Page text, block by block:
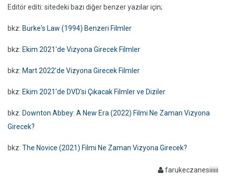
Editör editi: sitedeki bazı diğer benzer yazılar için;
bkz: Burke's Law (1994) Benzeri Filmler
bkz: Ekim 2021'de Vizyona Girecek Filmler
bkz: Mart 2022'de Vizyona Girecek Filmler
bkz: Ekim 2021'de DVD'si Çıkacak Filmler ve Diziler
bkz: Downton Abbey: A New Era (2022) Filmi Ne Zaman Vizyona
Girecek?
bkz: The Novice (2021) Filmi Ne Zaman Vizyona Girecek?
farukeczanesiiiiii